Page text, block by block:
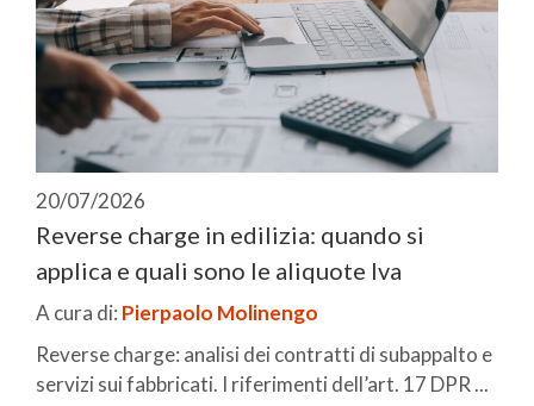
20/07/2026
Reverse charge in edilizia: quando si
applica e quali sono le aliquote Iva
A cura di: Pierpaolo Molinengo
Reverse charge: analisi dei contratti di subappalto e
servizi sui fabbricati. I riferimenti dell’art. 17 DPR ...